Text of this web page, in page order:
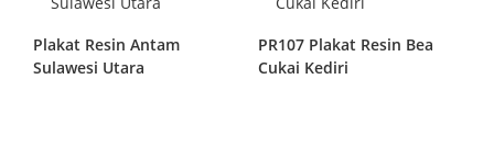
Plakat Resin Antam
Sulawesi Utara
PR107 Plakat Resin Bea
Cukai Kediri